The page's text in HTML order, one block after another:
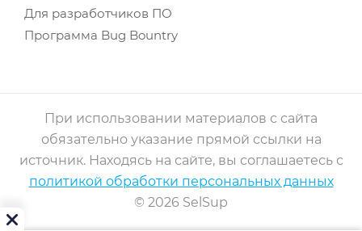
Для разработчиков ПО
Программа Bug Bountry
При использовании материалов с сайта
обязательно указание прямой ссылки на
источник. Находясь на сайте, вы соглашаетесь с
политикой обработки персональных данных
© 2026 SelSup